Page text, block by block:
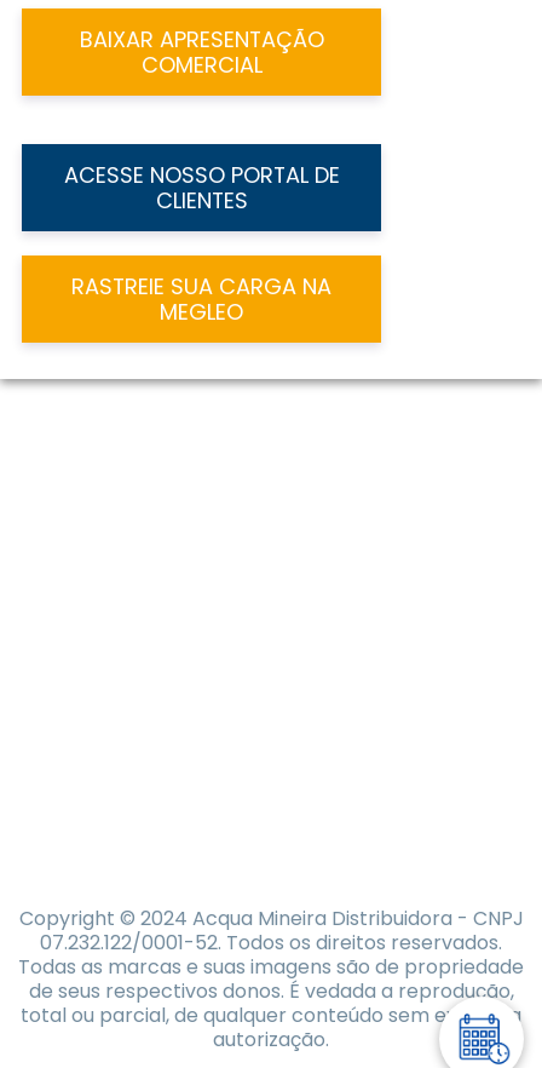
BAIXAR APRESENTAÇÃO
COMERCIAL
ACESSE NOSSO PORTAL DE
CLIENTES
RASTREIE SUA CARGA NA
MEGLEO
Copyright © 2024 Acqua Mineira Distribuidora - CNPJ
07.232.122/0001-52. Todos os direitos reservados.
Todas as marcas e suas imagens são de propriedade
de seus respectivos donos. É vedada a reprodução,
total ou parcial, de qualquer conteúdo sem expressa
autorização.